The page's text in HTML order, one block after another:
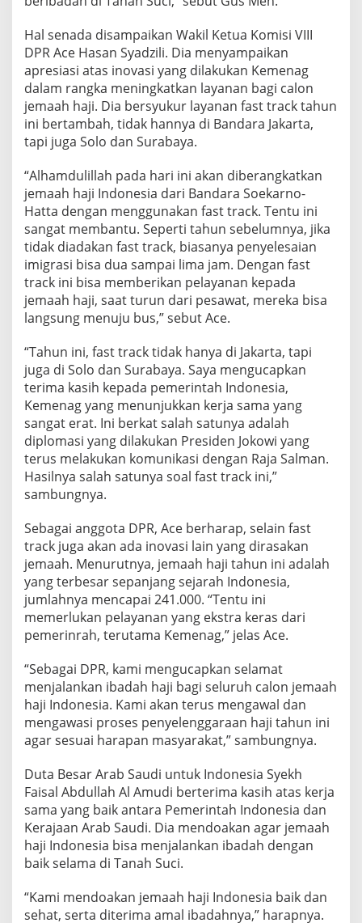
Hal senada disampaikan Wakil Ketua Komisi VIII
DPR Ace Hasan Syadzili. Dia menyampaikan
apresiasi atas inovasi yang dilakukan Kemenag
dalam rangka meningkatkan layanan bagi calon
jemaah haji. Dia bersyukur layanan fast track tahun
ini bertambah, tidak hannya di Bandara Jakarta,
tapi juga Solo dan Surabaya.
“Alhamdulillah pada hari ini akan diberangkatkan
jemaah haji Indonesia dari Bandara Soekarno-
Hatta dengan menggunakan fast track. Tentu ini
sangat membantu. Seperti tahun sebelumnya, jika
tidak diadakan fast track, biasanya penyelesaian
imigrasi bisa dua sampai lima jam. Dengan fast
track ini bisa memberikan pelayanan kepada
jemaah haji, saat turun dari pesawat, mereka bisa
langsung menuju bus,” sebut Ace.
“Tahun ini, fast track tidak hanya di Jakarta, tapi
juga di Solo dan Surabaya. Saya mengucapkan
terima kasih kepada pemerintah Indonesia,
Kemenag yang menunjukkan kerja sama yang
sangat erat. Ini berkat salah satunya adalah
diplomasi yang dilakukan Presiden Jokowi yang
terus melakukan komunikasi dengan Raja Salman.
Hasilnya salah satunya soal fast track ini,”
sambungnya.
Sebagai anggota DPR, Ace berharap, selain fast
track juga akan ada inovasi lain yang dirasakan
jemaah. Menurutnya, jemaah haji tahun ini adalah
yang terbesar sepanjang sejarah Indonesia,
jumlahnya mencapai 241.000. “Tentu ini
memerlukan pelayanan yang ekstra keras dari
pemerinrah, terutama Kemenag,” jelas Ace.
“Sebagai DPR, kami mengucapkan selamat
menjalankan ibadah haji bagi seluruh calon jemaah
haji Indonesia. Kami akan terus mengawal dan
mengawasi proses penyelenggaraan haji tahun ini
agar sesuai harapan masyarakat,” sambungnya.
Duta Besar Arab Saudi untuk Indonesia Syekh
Faisal Abdullah Al Amudi berterima kasih atas kerja
sama yang baik antara Pemerintah Indonesia dan
Kerajaan Arab Saudi. Dia mendoakan agar jemaah
haji Indonesia bisa menjalankan ibadah dengan
baik selama di Tanah Suci.
“Kami mendoakan jemaah haji Indonesia baik dan
sehat, serta diterima amal ibadahnya,” harapnya.